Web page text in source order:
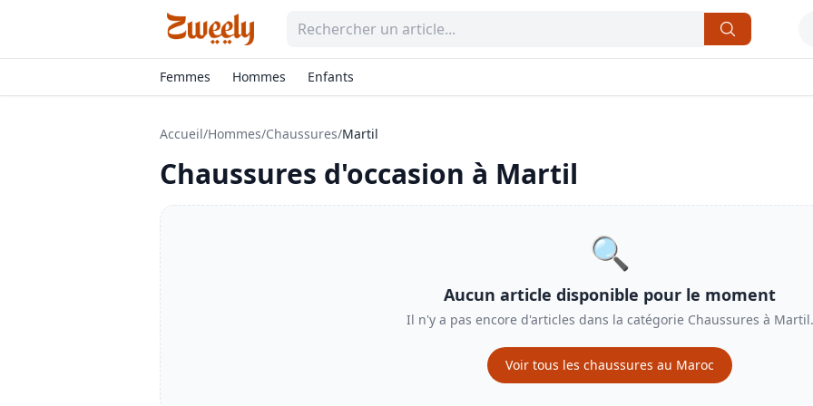
Femmes Hommes Enfants
Accueil/Hommes/Chaussures/Martil
Chaussures d'occasion à Martil
🔍
Aucun article disponible pour le moment
Il n'y a pas encore d'articles dans la catégorie Chaussures à Martil.
Voir tous les chaussures au Maroc